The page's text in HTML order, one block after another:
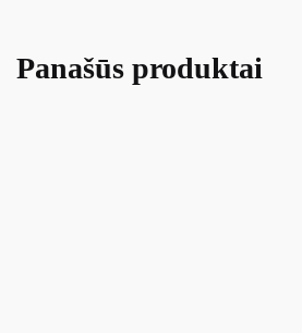
Panašūs produktai